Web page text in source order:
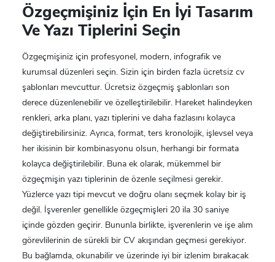
Özgeçmişiniz İçin En İyi Tasarım
Ve Yazı Tiplerini Seçin
Özgeçmişiniz için profesyonel, modern, infografik ve
kurumsal düzenleri seçin. Sizin için birden fazla ücretsiz cv
şablonları mevcuttur. Ücretsiz özgeçmiş şablonları son
derece düzenlenebilir ve özelleştirilebilir. Hareket halindeyken
renkleri, arka planı, yazı tiplerini ve daha fazlasını kolayca
değiştirebilirsiniz. Ayrıca, format, ters kronolojik, işlevsel veya
her ikisinin bir kombinasyonu olsun, herhangi bir formata
kolayca değiştirilebilir. Buna ek olarak, mükemmel bir
özgeçmişin yazı tiplerinin de özenle seçilmesi gerekir.
Yüzlerce yazı tipi mevcut ve doğru olanı seçmek kolay bir iş
değil. İşverenler genellikle özgeçmişleri 20 ila 30 saniye
içinde gözden geçirir. Bununla birlikte, işverenlerin ve işe alım
görevlilerinin de sürekli bir CV akışından geçmesi gerekiyor.
Bu bağlamda, okunabilir ve üzerinde iyi bir izlenim bırakacak